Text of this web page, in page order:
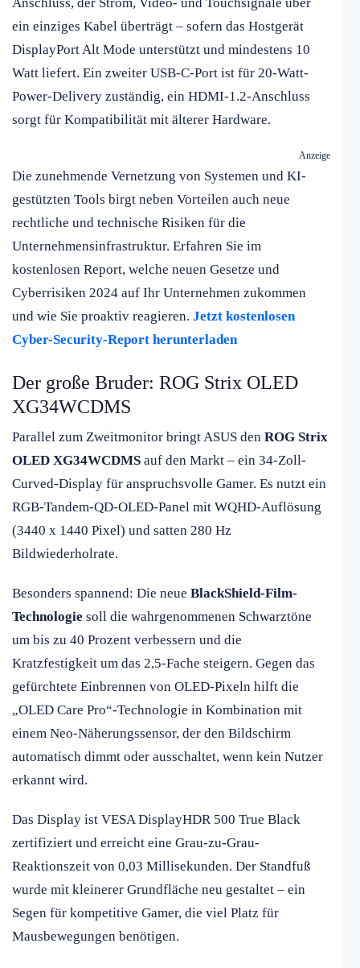
ein einziges Kabel überträgt – sofern das Hostgerät
DisplayPort Alt Mode unterstützt und mindestens 10
Watt liefert. Ein zweiter USB-C-Port ist für 20-Watt-
Power-Delivery zuständig, ein HDMI-1.2-Anschluss
sorgt für Kompatibilität mit älterer Hardware.
Anzeige
Die zunehmende Vernetzung von Systemen und KI-
gestützten Tools birgt neben Vorteilen auch neue
rechtliche und technische Risiken für die
Unternehmensinfrastruktur. Erfahren Sie im
kostenlosen Report, welche neuen Gesetze und
Cyberrisiken 2024 auf Ihr Unternehmen zukommen
und wie Sie proaktiv reagieren. Jetzt kostenlosen
Cyber-Security-Report herunterladen
Der große Bruder: ROG Strix OLED
XG34WCDMS
Parallel zum Zweitmonitor bringt ASUS den ROG Strix
OLED XG34WCDMS auf den Markt – ein 34-Zoll-
Curved-Display für anspruchsvolle Gamer. Es nutzt ein
RGB-Tandem-QD-OLED-Panel mit WQHD-Auflösung
(3440 x 1440 Pixel) und satten 280 Hz
Bildwiederholrate.
Besonders spannend: Die neue BlackShield-Film-
Technologie soll die wahrgenommenen Schwarztöne
um bis zu 40 Prozent verbessern und die
Kratzfestigkeit um das 2,5-Fache steigern. Gegen das
gefürchtete Einbrennen von OLED-Pixeln hilft die
„OLED Care Pro“-Technologie in Kombination mit
einem Neo-Näherungssensor, der den Bildschirm
automatisch dimmt oder ausschaltet, wenn kein Nutzer
erkannt wird.
Das Display ist VESA DisplayHDR 500 True Black
zertifiziert und erreicht eine Grau-zu-Grau-
Reaktionszeit von 0,03 Millisekunden. Der Standfuß
wurde mit kleinerer Grundfläche neu gestaltet – ein
Segen für kompetitive Gamer, die viel Platz für
Mausbewegungen benötigen.